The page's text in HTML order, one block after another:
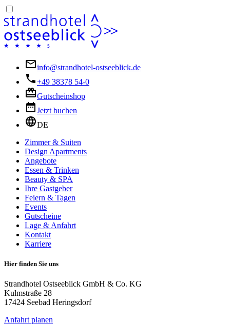
info@strandhotel-ostseeblick.de
+49 38378 54-0
Gutscheinshop
Jetzt buchen
DE
Zimmer & Suiten
Design Apartments
Angebote
Essen & Trinken
Beauty & SPA
Ihre Gastgeber
Feiern & Tagen
Events
Gutscheine
Lage & Anfahrt
Kontakt
Karriere
Hier finden Sie uns
Strandhotel Ostseeblick GmbH & Co. KG
Kulmstraße 28
17424 Seebad Heringsdorf
Anfahrt planen